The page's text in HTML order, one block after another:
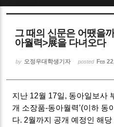
그 때의 신문은 어땠을
아월력>展을 다녀오다
by 오정우대학생기자 posted Feb
지난 12월 17일, 동아일보사
개 소장품-동아월력’(이하 동
다. 2월까지 공개 예정인 해당
Sketchbook5,
Sketchbook5,